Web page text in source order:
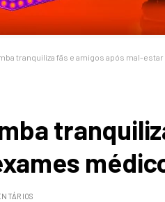
tranquiliza fãs e amigos após mal-